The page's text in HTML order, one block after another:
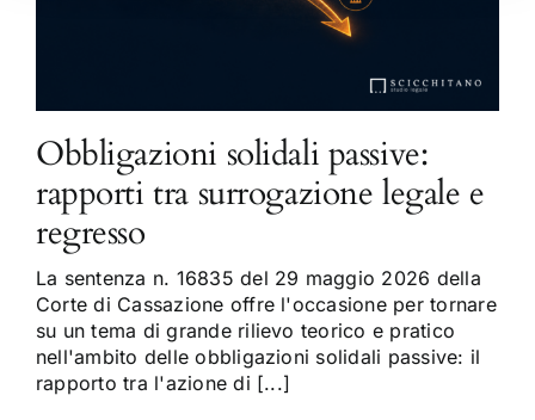
Obbligazioni solidali passive:
rapporti tra surrogazione legale e
regresso
La sentenza n. 16835 del 29 maggio 2026 della
Corte di Cassazione offre l'occasione per tornare
su un tema di grande rilievo teorico e pratico
nell'ambito delle obbligazioni solidali passive: il
rapporto tra l'azione di [...]